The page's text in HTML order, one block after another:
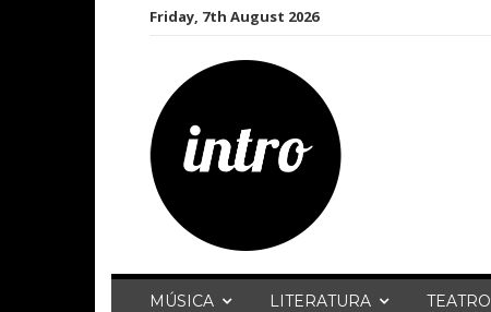
Friday, 7th August 2026
MÚSICA LITERATURA TEATRO